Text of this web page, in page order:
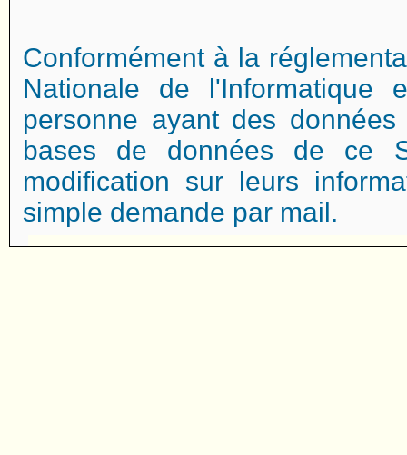
Conformément à la
Nationale de l'Informatique
personne ayant des
bases de données de ce
modification sur leurs
simple demande par mail.